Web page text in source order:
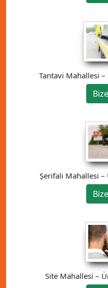
Tantavi Mahallesi –
Şerifali Mahallesi –
Site Mahallesi –